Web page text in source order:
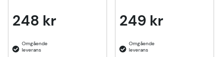
248 kr 249 kr